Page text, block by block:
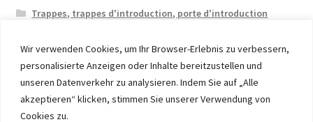
Wir verwenden Cookies, um Ihr Browser-Erlebnis zu verbessern,
personalisierte Anzeigen oder Inhalte bereitzustellen und
unseren Datenverkehr zu analysieren. Indem Sie auf „Alle
akzeptieren“ klicken, stimmen Sie unserer Verwendung von
Cookies zu.
Trappes, trappes d'introduction, porte d'introduction
© 2026 Eruon Trade UG, Germany, member of the ERUON